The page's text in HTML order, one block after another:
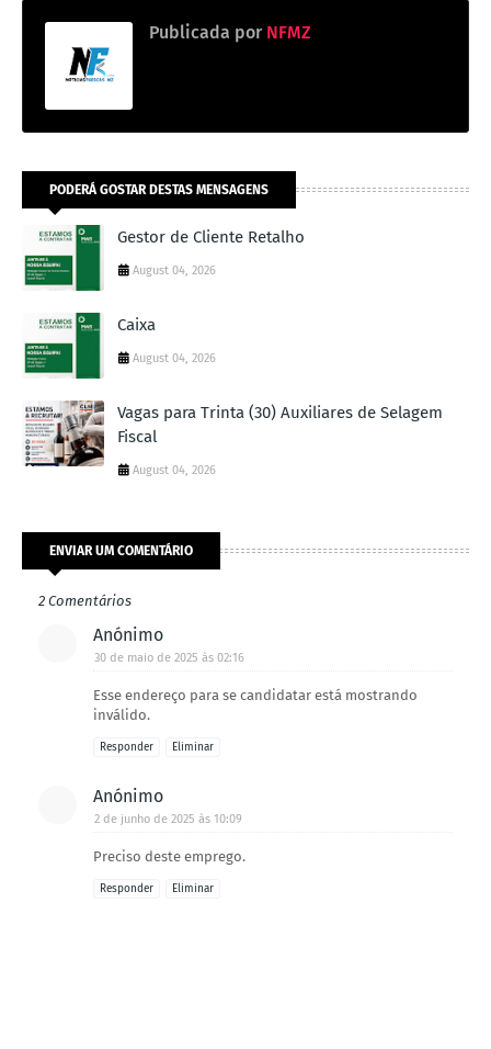
Publicada por NFMZ
PODERÁ GOSTAR DESTAS MENSAGENS
Gestor de Cliente Retalho
August 04, 2026
Caixa
August 04, 2026
Vagas para Trinta (30) Auxiliares de Selagem
Fiscal
August 04, 2026
ENVIAR UM COMENTÁRIO
2 Comentários
Anónimo
30 de maio de 2025 às 02:16
Esse endereço para se candidatar está mostrando
inválido.
Responder Eliminar
Anónimo
2 de junho de 2025 às 10:09
Preciso deste emprego.
Responder Eliminar